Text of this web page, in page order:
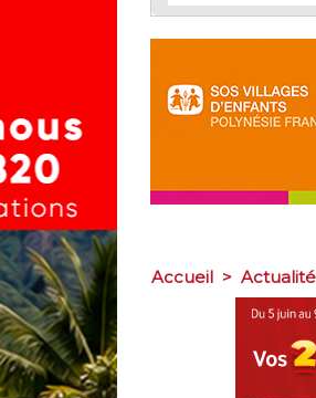
Accueil >